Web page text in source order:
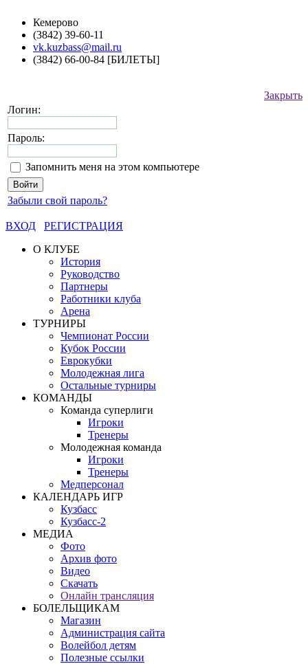
Кемерово
(3842) 39-60-11
vk.kuzbass@mail.ru
(3842) 66-00-84 [БИЛЕТЫ]
Закрыть
Логин:
Пароль:
Запомнить меня на этом компьютере
Забыли свой пароль?
ВХОД
РЕГИСТРАЦИЯ
О КЛУБЕ
История
Руководство
Партнеры
Работники клуба
Арена
ТУРНИРЫ
Чемпионат России
Кубок России
Еврокубки
Молодежная лига
Остальные турниры
КОМАНДЫ
Команда суперлиги
Игроки
Тренеры
Молодежная команда
Игроки
Тренеры
Медперсонал
КАЛЕНДАРЬ ИГР
Кузбасс
Кузбасс-2
МЕДИА
Фото
Архив фото
Видео
Скачать
Онлайн трансляция
БОЛЕЛЬЩИКАМ
Магазин
Администрация сайта
Волейбол детям
Полезные ссылки